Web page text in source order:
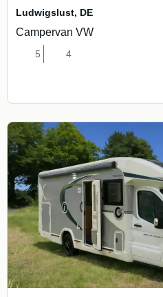
Ludwigslust, DE
Campervan VW
5 4